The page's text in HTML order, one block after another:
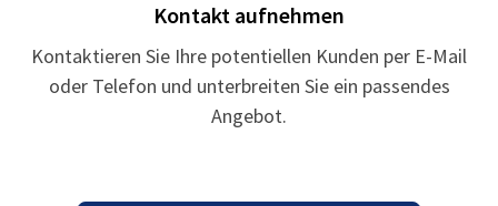
Kontakt aufnehmen
Kontaktieren Sie Ihre potentiellen Kunden per E-Mail
oder Telefon und unterbreiten Sie ein passendes
Angebot.